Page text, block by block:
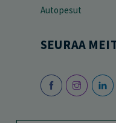
Autopesut
SEURAA